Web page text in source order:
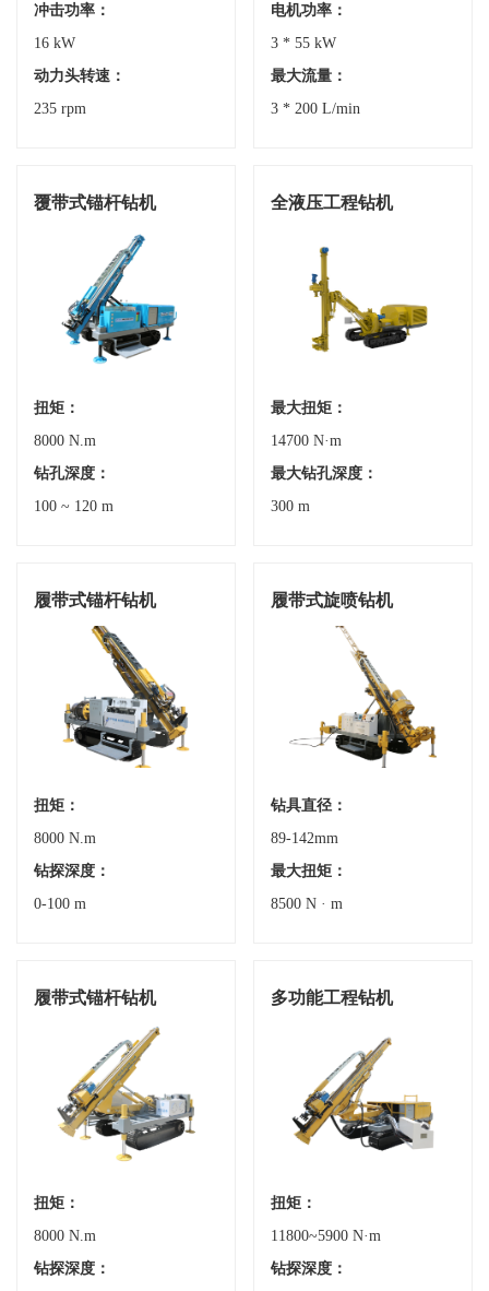
冲击功率：
16 kW
动力头转速：
235 rpm
电机功率：
3 * 55 kW
最大流量：
3 * 200 L/min
覆带式锚杆钻机
扭矩：
8000 N.m
钻孔深度：
100 ~ 120 m
全液压工程钻机
最大扭矩：
14700 N·m
最大钻孔深度：
300 m
履带式锚杆钻机
扭矩：
8000 N.m
钻探深度：
0-100 m
履带式旋喷钻机
钻具直径：
89-142mm
最大扭矩：
8500 N · m
履带式锚杆钻机
扭矩：
8000 N.m
钻探深度：
多功能工程钻机
扭矩：
11800~5900 N·m
钻探深度：